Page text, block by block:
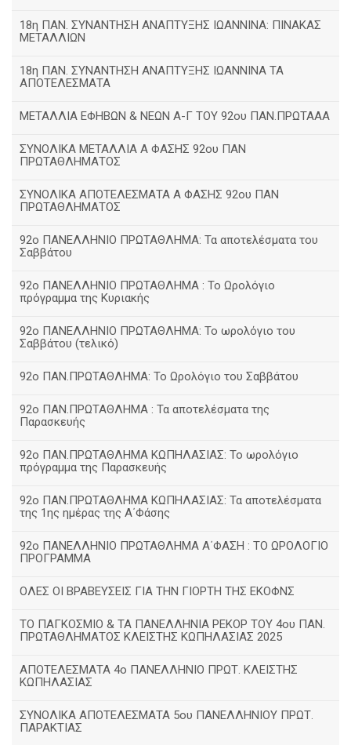
18η ΠΑΝ. ΣΥΝΑΝΤΗΣΗ ΑΝΑΠΤΥΞΗΣ ΙΩΑΝΝΙΝΑ: ΠΙΝΑΚΑΣ
ΜΕΤΑΛΛΙΩΝ
18η ΠΑΝ. ΣΥΝΑΝΤΗΣΗ ΑΝΑΠΤΥΞΗΣ ΙΩΑΝΝΙΝΑ ΤΑ
ΑΠΟΤΕΛΕΣΜΑΤΑ
ΜΕΤΑΛΛΙΑ ΕΦΗΒΩΝ & ΝΕΩΝ Α-Γ ΤΟΥ 92ου ΠΑΝ.ΠΡΩΤΑΑΑ
ΣΥΝΟΛΙΚΑ ΜΕΤΑΛΛΙΑ Α ΦΑΣΗΣ 92ου ΠΑΝ
ΠΡΩΤΑΘΛΗΜΑΤΟΣ
ΣΥΝΟΛΙΚΑ ΑΠΟΤΕΛΕΣΜΑΤΑ Α ΦΑΣΗΣ 92ου ΠΑΝ
ΠΡΩΤΑΘΛΗΜΑΤΟΣ
92ο ΠΑΝΕΛΛΗΝΙΟ ΠΡΩΤΑΘΛΗΜΑ: Τα αποτελέσματα του
Σαββάτου
92ο ΠΑΝΕΛΛΗΝΙΟ ΠΡΩΤΑΘΛΗΜΑ : Το Ωρολόγιο
πρόγραμμα της Κυριακής
92ο ΠΑΝΕΛΛΗΝΙΟ ΠΡΩΤΑΘΛΗΜΑ: Το ωρολόγιο του
Σαββάτου (τελικό)
92ο ΠΑΝ.ΠΡΩΤΑΘΛΗΜΑ: Το Ωρολόγιο του Σαββάτου
92ο ΠΑΝ.ΠΡΩΤΑΘΛΗΜΑ : Τα αποτελέσματα της
Παρασκευής
92o ΠΑΝ.ΠΡΩΤΑΘΛΗΜΑ ΚΩΠΗΛΑΣΙΑΣ: Το ωρολόγιο
πρόγραμμα της Παρασκευής
92ο ΠΑΝ.ΠΡΩΤΑΘΛΗΜΑ ΚΩΠΗΛΑΣΙΑΣ: Τα αποτελέσματα
της 1ης ημέρας της Α΄Φάσης
92ο ΠΑΝΕΛΛΗΝΙΟ ΠΡΩΤΑΘΛΗΜΑ Α΄ΦΑΣΗ : ΤΟ ΩΡΟΛΟΓΙΟ
ΠΡΟΓΡΑΜΜΑ
ΟΛΕΣ ΟΙ ΒΡΑΒΕΥΣΕΙΣ ΓΙΑ ΤΗΝ ΓΙΟΡΤΗ ΤΗΣ ΕΚΟΦΝΣ
TΟ ΠΑΓΚΟΣΜΙΟ & ΤΑ ΠΑΝΕΛΛΗΝΙΑ ΡΕΚΟΡ ΤΟΥ 4ου ΠΑΝ.
ΠΡΩΤΑΘΛΗΜΑΤΟΣ ΚΛΕΙΣΤΗΣ ΚΩΠΗΛΑΣΙΑΣ 2025
ΑΠΟΤΕΛΕΣΜΑΤΑ 4ο ΠΑΝΕΛΛΗΝΙΟ ΠΡΩΤ. ΚΛΕΙΣΤΗΣ
ΚΩΠΗΛΑΣΙΑΣ
ΣΥΝΟΛΙΚΑ ΑΠΟΤΕΛΕΣΜΑΤΑ 5ου ΠΑΝΕΛΛΗΝΙΟΥ ΠΡΩΤ.
ΠΑΡΑΚΤΙΑΣ